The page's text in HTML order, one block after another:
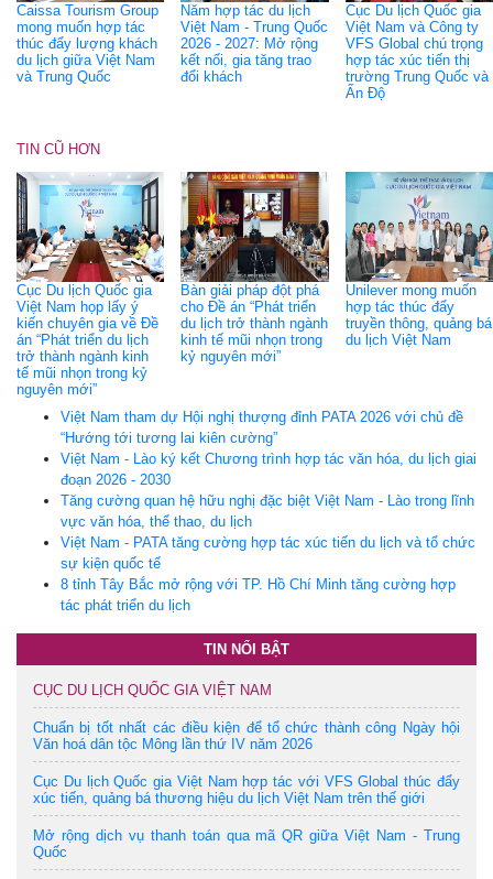
Caissa Tourism Group
mong muốn hợp tác
thúc đẩy lượng khách
du lịch giữa Việt Nam
và Trung Quốc
Năm hợp tác du lịch
Việt Nam - Trung Quốc
2026 - 2027: Mở rộng
kết nối, gia tăng trao
đổi khách
Cục Du lịch Quốc gia
Việt Nam và Công ty
VFS Global chú trọng
hợp tác xúc tiến thị
trường Trung Quốc và
Ấn Độ
TIN CŨ HƠN
Cục Du lịch Quốc gia
Việt Nam họp lấy ý
kiến chuyên gia về Đề
án “Phát triển du lịch
trở thành ngành kinh
tế mũi nhọn trong kỷ
nguyên mới”
Bàn giải pháp đột phá
cho Đề án “Phát triển
du lịch trở thành ngành
kinh tế mũi nhọn trong
kỷ nguyên mới”
Unilever mong muốn
hợp tác thúc đẩy
truyền thông, quảng bá
du lịch Việt Nam
Việt Nam tham dự Hội nghị thượng đỉnh PATA 2026 với chủ đề
“Hướng tới tương lai kiên cường”
Việt Nam - Lào ký kết Chương trình hợp tác văn hóa, du lịch giai
đoạn 2026 - 2030
Tăng cường quan hệ hữu nghị đặc biệt Việt Nam - Lào trong lĩnh
vực văn hóa, thể thao, du lịch
Việt Nam - PATA tăng cường hợp tác xúc tiến du lịch và tổ chức
sự kiện quốc tế
8 tỉnh Tây Bắc mở rộng với TP. Hồ Chí Minh tăng cường hợp
tác phát triển du lịch
TIN NỔI BẬT
CỤC DU LỊCH QUỐC GIA VIỆT NAM
Chuẩn bị tốt nhất các điều kiện để tổ chức thành công Ngày hội
Văn hoá dân tộc Mông lần thứ IV năm 2026
Cục Du lịch Quốc gia Việt Nam hợp tác với VFS Global thúc đẩy
xúc tiến, quảng bá thương hiệu du lịch Việt Nam trên thế giới
Mở rộng dịch vụ thanh toán qua mã QR giữa Việt Nam - Trung
Quốc